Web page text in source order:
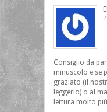
Consiglio da
minuscolo e se
graziato (il
leggerlo) o al
lettura molto